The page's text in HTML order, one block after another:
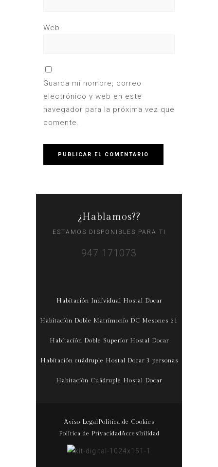
Web
Guarda mi nombre, correo
electrónico y web en este
navegador para la próxima vez que
comente.
¿Hablamos??
ESTAMOS DISPONIBLES PARA TI
947 171073
Habitación Individual Hostal Docar
Habitación Doble Matrimonio DC Mesones 21
Habitación Doble Superior Hostal Docar
Habitación cuádruple Hostal Docar 3 personas
Habitación Cuádruple Hostal Docar
Aviso LegalPolítica de Cookies
Política de PrivacidadAccesibilidad